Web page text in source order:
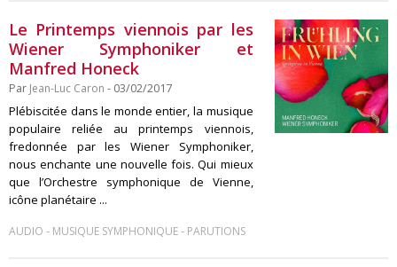
Le Printemps viennois par les
Wiener Symphoniker et
Manfred Honeck
Par Jean-Luc Caron - 03/02/2017
Plébiscitée dans le monde entier, la musique
populaire reliée au printemps viennois,
fredonnée par les Wiener Symphoniker,
nous enchante une nouvelle fois. Qui mieux
que l’Orchestre symphonique de Vienne,
icône planétaire ...
AUDIO - MUSIQUE SYMPHONIQUE- PARUTIONS